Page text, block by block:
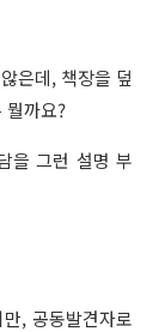
은데, 책장을 덮
뭘까요?
을 그런 설명 부
, 공동발견자로